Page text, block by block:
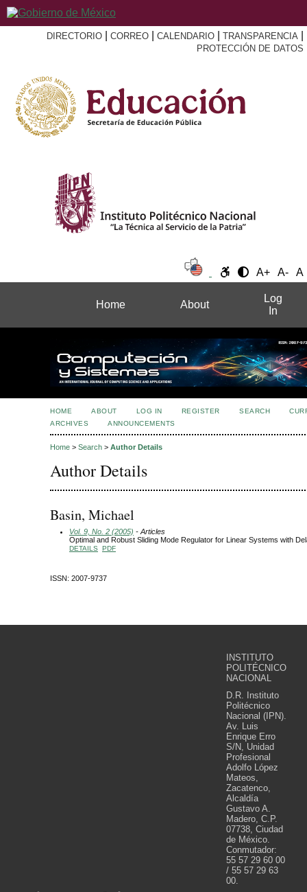
DIRECTORIO CORREO CALENDARIO TRANSPARENCIA
PROTECCIÓN DE DATOS
A+ A- A
Home About
Log
In
HOME ABOUT LOG IN REGISTER SEARCH
ARCHIVES
ANNOUNCEMENTS
Home > Search > Author Details
Author Details
Basin, Michael
Vol. 9, No. 2 (2005) - Articles
Optimal and Robust Sliding Mode Regulator for Linear Systems with
DETAILS PDF
ISSN: 2007-9737
INSTITUTO
POLITÉCNICO
NACIONAL
D.R. Instituto
Politécnico
Nacional (IPN).
Av. Luis
Enrique Erro
S/N, Unidad
Profesional
Adolfo López
Mateos,
Zacatenco,
Alcaldía
Gustavo A.
Madero, C.P.
07738, Ciudad
de México.
Conmutador:
55 57 29 60 00
/ 55 57 29 63
00.